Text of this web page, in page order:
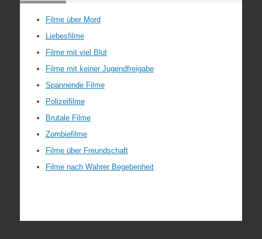
Filme über Mord
Liebesfilme
Filme mit viel Blut
Filme mit keiner Jugendfreigabe
Spannende Filme
Polizeifilme
Brutale Filme
Zombiefilme
Filme über Freundschaft
Filme nach Wahrer Begebenheit